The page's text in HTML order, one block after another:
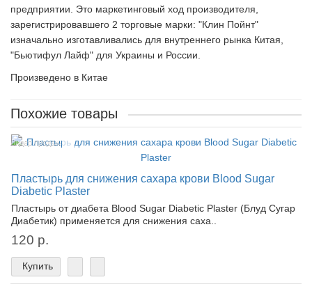
предприятии. Это маркетинговый ход производителя,
зарегистрировавшего 2 торговые марки: "Клин Пойнт"
изначально изготавливались для внутреннего рынка Китая,
"Бьютифул Лайф" для Украины и России.
Произведено в Китае
Похожие товары
Лидер продаж!
Пластырь для снижения сахара крови Blood Sugar
Diabetic Plaster
Пластырь от диабета Blood Sugar Diabetic Plaster (Блуд Сугар
Диабетик) применяется для снижения саха..
120 р.
Купить